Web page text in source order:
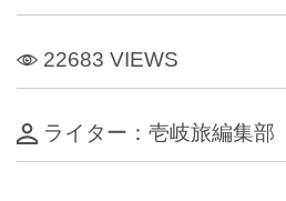
22683 VIEWS
ライター：壱岐旅編集部